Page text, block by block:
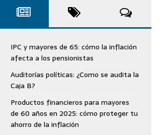
IPC y mayores de 65: cómo la inflación
afecta a los pensionistas
Auditorías políticas: ¿Como se audita la
Caja B?
Productos financieros para mayores
de 60 años en 2025: cómo proteger tu
ahorro de la inflación